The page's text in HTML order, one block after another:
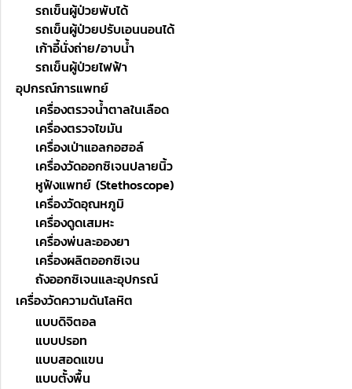
รถเข็นผู้ป่วยพับได้
รถเข็นผู้ป่วยปรับเอนนอนได้
เก้าอี้นั่งถ่าย/อาบน้ำ
รถเข็นผู้ป่วยไฟฟ้า
อุปกรณ์การแพทย์
เครื่องตรวจน้ำตาลในเลือด
เครื่องตรวจไขมัน
เครื่องเป่าแอลกอฮอล์
เครื่องวัดออกซิเจนปลายนิ้ว
หูฟังแพทย์ (Stethoscope)
เครื่องวัดอุณหภูมิ
เครื่องดูดเสมหะ
เครื่องพ่นละอองยา
เครื่องผลิตออกซิเจน
ถังออกซิเจนและอุปกรณ์
เครื่องวัดความดันโลหิต
แบบดิจิตอล
แบบปรอท
แบบสอดแขน
แบบตั้งพื้น